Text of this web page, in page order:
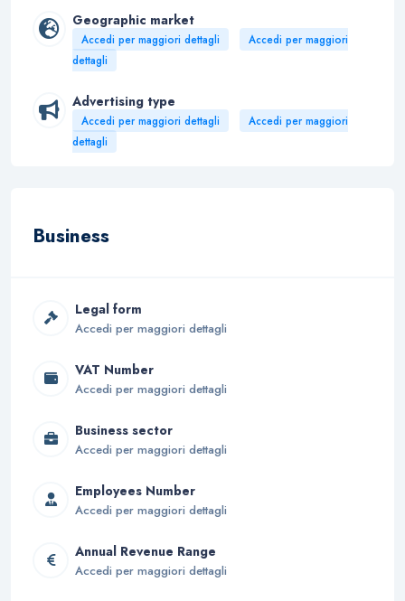
Geographic market
Accedi per maggiori dettagli
Accedi per maggiori
dettagli
Advertising type
Accedi per maggiori dettagli
Accedi per maggiori
dettagli
Business
Legal form
Accedi per maggiori dettagli
VAT Number
Accedi per maggiori dettagli
Business sector
Accedi per maggiori dettagli
Employees Number
Accedi per maggiori dettagli
Annual Revenue Range
Accedi per maggiori dettagli